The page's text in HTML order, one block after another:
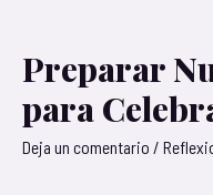
Preparar
para
Deja un comentario /